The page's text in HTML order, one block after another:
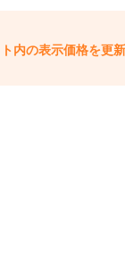
内の表示価格を更新